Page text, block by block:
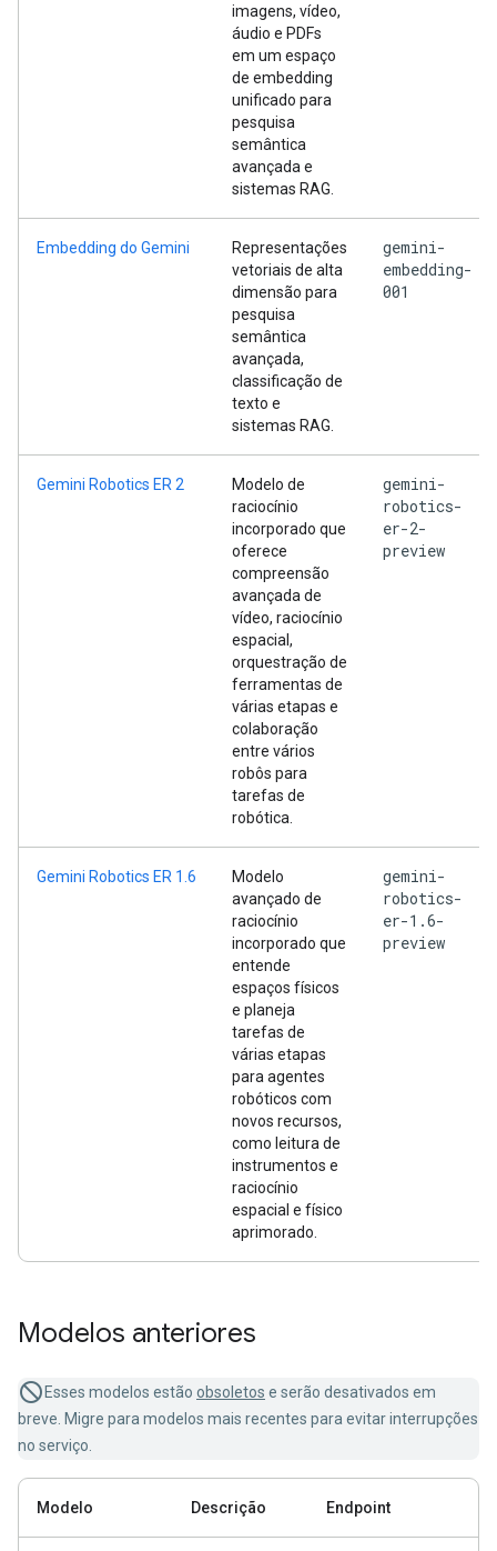
imagens, vídeo,
áudio e PDFs
em um espaço
de embedding
unificado para
pesquisa
semântica
avançada e
sistemas RAG.
Embedding do Gemini
Representações
vetoriais de alta
dimensão para
pesquisa
semântica
avançada,
classificação de
texto e
sistemas RAG.
gemini-
embedding-
001
Gemini Robotics ER 2
Modelo de
raciocínio
incorporado que
oferece
compreensão
avançada de
vídeo, raciocínio
espacial,
orquestração de
ferramentas de
várias etapas e
colaboração
entre vários
robôs para
tarefas de
robótica.
gemini-
robotics-
er-2-
preview
Gemini Robotics ER 1.6
Modelo
avançado de
raciocínio
incorporado que
entende
espaços físicos
e planeja
tarefas de
várias etapas
para agentes
robóticos com
novos recursos,
como leitura de
instrumentos e
raciocínio
espacial e físico
aprimorado.
gemini-
robotics-
er-1.6-
preview
Modelos anteriores
Esses modelos estão obsoletos e serão desativados em
breve. Migre para modelos mais recentes para evitar interrupções
no serviço.
Modelo Descrição Endpoint